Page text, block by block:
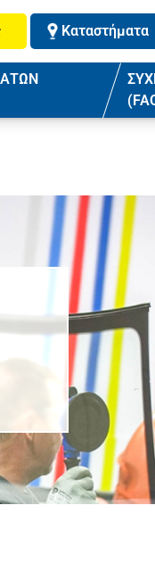
Καταστήματα